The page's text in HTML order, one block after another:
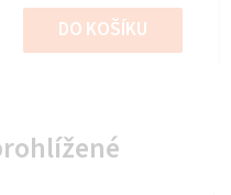
DO KOŠÍKU